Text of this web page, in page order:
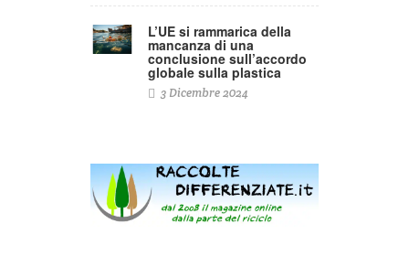
L’UE si rammarica della
mancanza di una
conclusione sull’accordo
globale sulla plastica
3 Dicembre 2024